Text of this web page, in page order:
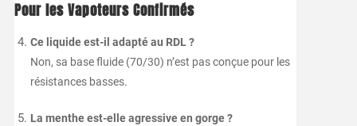
Pour les Vapoteurs Confirmés
Ce liquideest-il adaptéau RDL ?
Non, sa basefluide (70/30) n’est pasconçue pour les
résistances basses.
La mentheest-elleagressiveen gorge ?